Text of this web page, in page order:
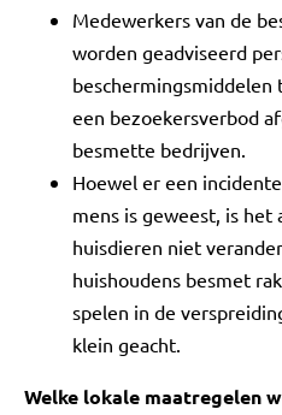
Medewerkers van de
worden geadviseerd
een bezoekersverbod
besmette bedrijven.
Hoewel er een
mens is geweest, is het
huisdieren niet
huishoudens besmet
spelen in de
klein geacht.
Welke lokale maatregelen